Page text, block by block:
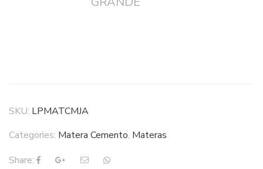
SKU: LPMATCMJA
Categories: Matera Cemento, Materas
Share: